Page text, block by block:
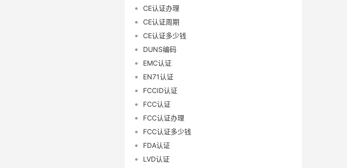
CE认证办理
CE认证周期
CE认证多少钱
DUNS编码
EMC认证
EN71认证
FCCID认证
FCC认证
FCC认证办理
FCC认证多少钱
FDA认证
LVD认证